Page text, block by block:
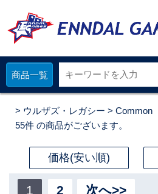
商品一覧
> ウルザズ・レガシー > Common
55件 の商品がございます。
価格(安い順)
1 2 次へ>>